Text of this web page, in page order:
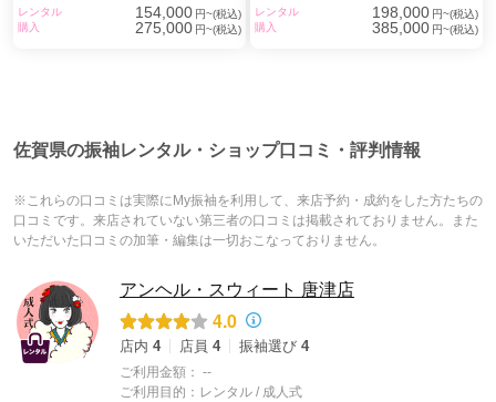
レンタル 154,000 円~(税込)
購入
275,000 円~(税込)
レンタル 198,000 円~(税込)
購入
385,000 円~(税込)
佐賀県の振袖レンタル・ショップ口コミ・評判情報
※これらの口コミは実際にMy振袖を利用して、来店予約・成約をした方たちの
口コミです。来店されていない第三者の口コミは掲載されておりません。また
いただいた口コミの加筆・編集は一切おこなっておりません。
アンヘル・スウィート 唐津店
4.0
店内 4 店員 4 振袖選び 4
ご利用金額： --
ご利用目的： レンタル / 成人式